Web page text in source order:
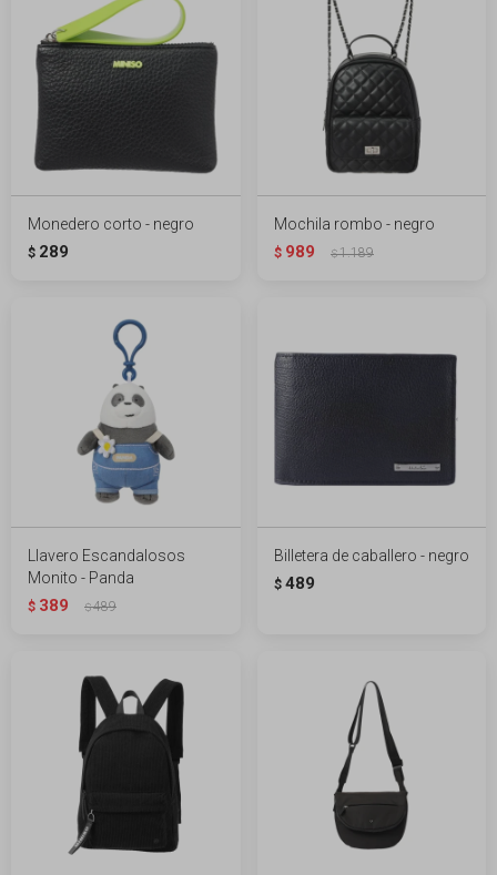
Monedero corto - negro
$ 289
Mochila rombo - negro
$ 989 $1.189
Llavero Escandalosos
Monito - Panda
$ 389 $489
Billetera de caballero - negro
$ 489